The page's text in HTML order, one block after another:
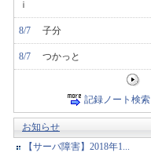
ｉ
8/7 子分
8/7 つかっと
記録ノート検索
お知らせ
【サーバ障害】2018年1...